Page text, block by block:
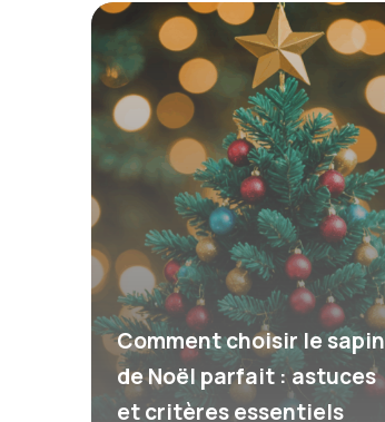
Comment choisir le sapin
de Noël parfait : astuces
et critères essentiels